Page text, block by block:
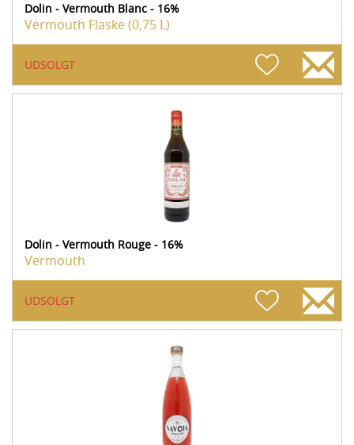
Dolin - Vermouth Blanc - 16%
Vermouth Flaske (0,75 L)
UDSOLGT
Dolin - Vermouth Rouge - 16%
Vermouth
UDSOLGT